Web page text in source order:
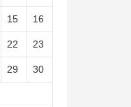
15 16
22 23
29 30